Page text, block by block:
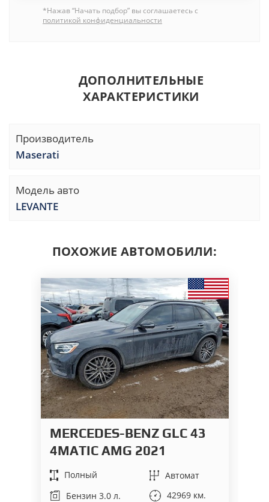
*Нажав “Начать подбор” вы соглашаетесь с
политикой конфиденциальности
ДОПОЛНИТЕЛЬНЫЕ
ХАРАКТЕРИСТИКИ
Производитель
Maserati
Модель авто
LEVANTE
ПОХОЖИЕ АВТОМОБИЛИ:
MERCEDES-BENZ GLC 43
4MATIC AMG 2021
Полный
Автомат
Бензин 3.0 л.
42969 км.